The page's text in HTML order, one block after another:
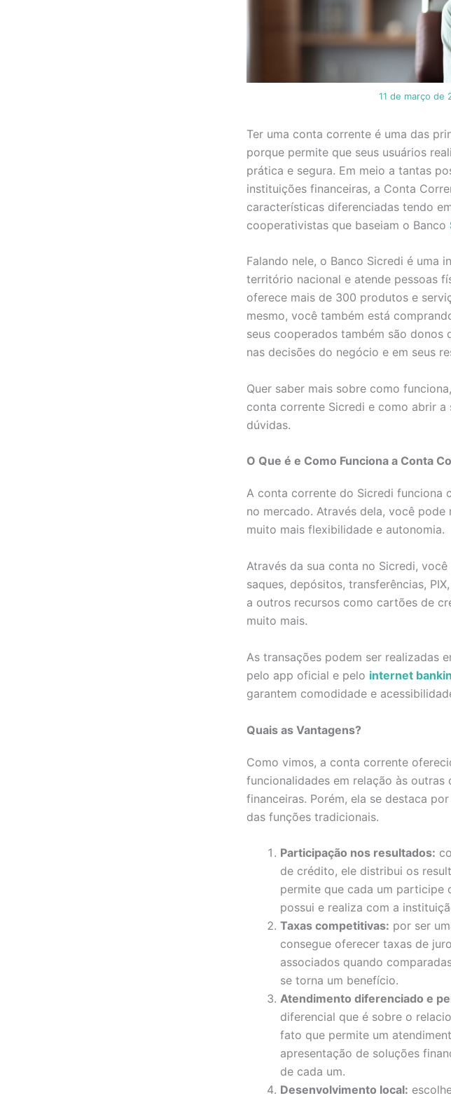
11 de março de
Ter uma conta corrente é uma das
porque permite que seus usuários
prática e segura. Em meio a tantas
instituições financeiras, a Conta
características diferenciadas tendo
cooperativistas que baseiam o Banco
Falando nele, o Banco Sicredi é uma
território nacional e atende pessoas
oferece mais de 300 produtos e
mesmo, você também está
seus cooperados também são
nas decisões do negócio e em seus
Quer saber mais sobre como
conta corrente Sicredi e como abrir
dúvidas.
O Que é e Como Funciona a Conta
A conta corrente do Sicredi funciona
no mercado. Através dela, você
muito mais flexibilidade e autonomia.
Através da sua conta no Sicredi,
saques, depósitos, transferências,
a outros recursos como cartões de
muito mais.
As transações podem ser realizadas
pelo app oficial e pelo internet
garantem comodidade e
Quais as Vantagens?
Como vimos, a conta corrente
funcionalidades em relação às
financeiras. Porém, ela se destaca
das funções tradicionais.
Participação nos resultados:
de crédito, ele distribui os
permite que cada um participe
possui e realiza com a
Taxas competitivas: por ser
consegue oferecer taxas de
associados quando
se torna um benefício.
Atendimento diferenciado e
diferencial que é sobre o
fato que permite um
apresentação de soluções
de cada um.
Desenvolvimento local: